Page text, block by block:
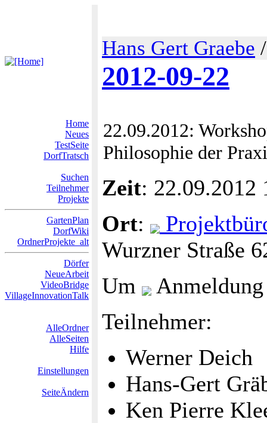
Hans Gert Graebe
2012-09-22
Home
Neues
TestSeite
DorfTratsch
Suchen
Teilnehmer
Projekte
GartenPlan
DorfWiki
OrdnerProjekte_alt
Dörfer
NeueArbeit
VideoBridge
VillageInnovationTalk
AlleOrdner
AlleSeiten
Hilfe
Einstellungen
SeiteÄndern
22.09.2012:
Philosophie der
Zeit: 22.09.2012
Ort:
Wurzner Straße
Um
Teilnehmer:
Werner Deich
Hans-Gert
Ken Pierre